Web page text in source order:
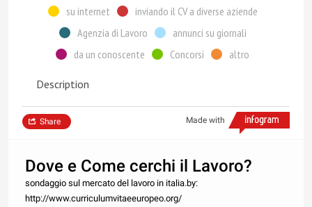
su internet
inviando il CV a diverse aziende
Agenzia di Lavoro
annunci su giornali
da un conoscente
Concorsi altro
Description
Made with
Share
Dove e Come cerchi il Lavoro?
sondaggio sul mercato del lavoro in italia.by:
http://www.curriculumvitaeeuropeo.org/